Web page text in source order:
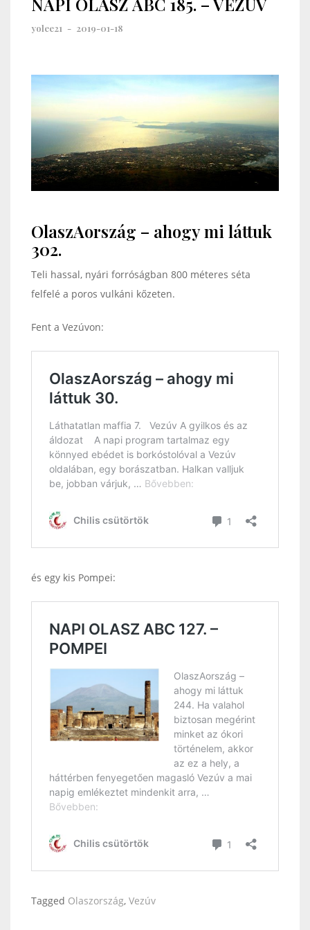
yolee21 - 2019-01-18
OlaszAország – ahogy mi láttuk
302.
Teli hassal, nyári forróságban 800 méteres séta
felfelé a poros vulkáni kőzeten.
Fent a Vezúvon:
és egy kis Pompei:
Tagged Olaszország, Vezúv